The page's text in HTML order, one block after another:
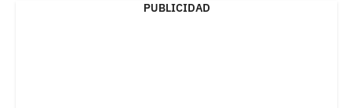
PUBLICIDAD